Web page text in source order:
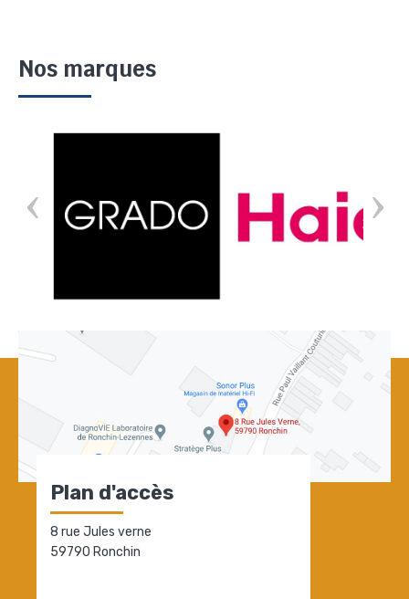
Nos marques
Plan d'accès
8 rue Jules verne
59790 Ronchin